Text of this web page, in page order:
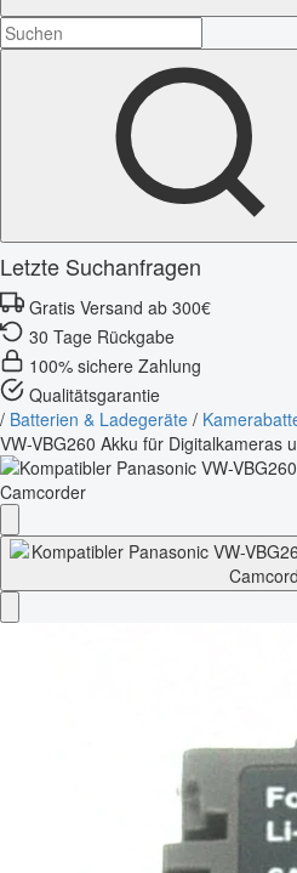
Letzte Suchanfragen
Gratis Versand ab 300€
30 Tage Rückgabe
100% sichere Zahlung
Qualitätsgarantie
/ Batterien & Ladegeräte /
VW-VBG260 Akku für Digitalkameras